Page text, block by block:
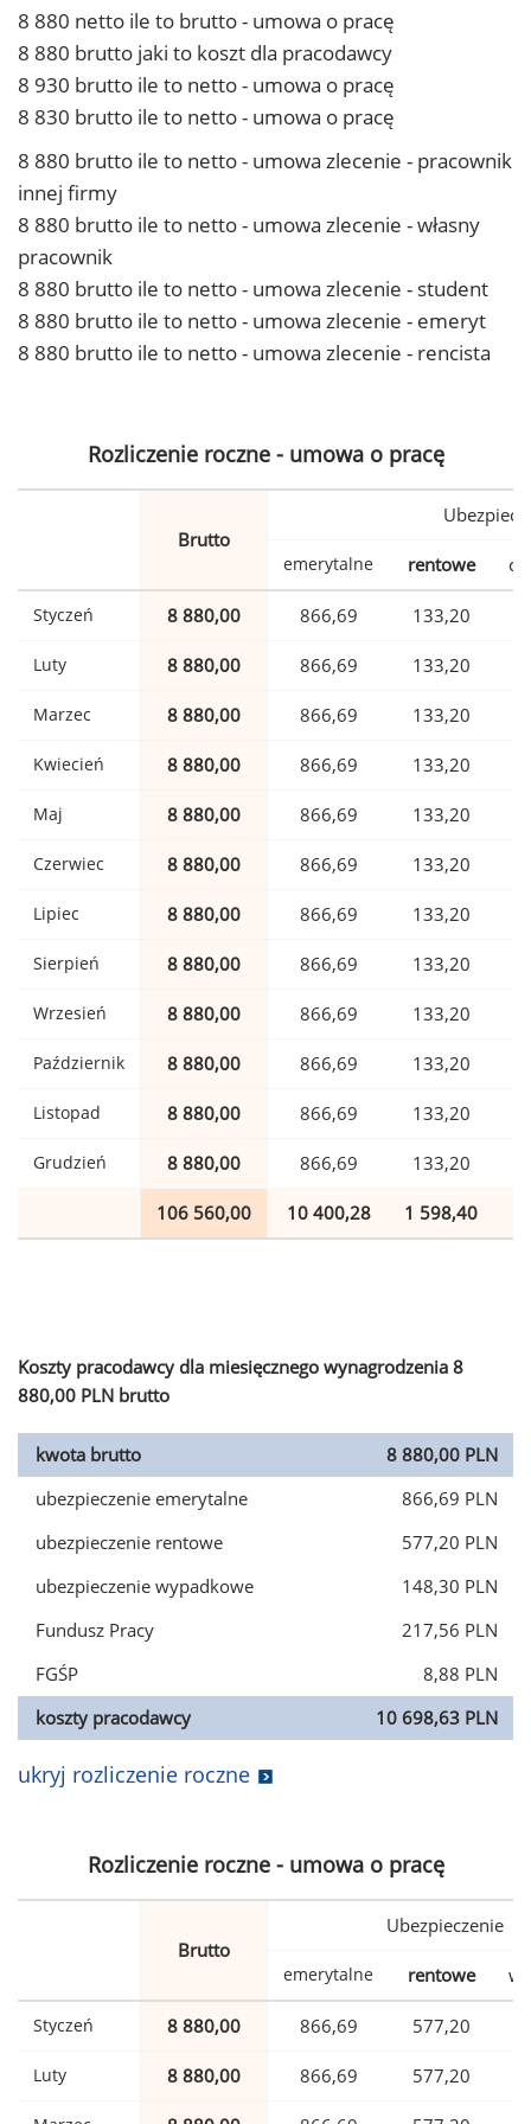
8 880 netto ile to brutto - umowa o pracę
8 880 brutto jaki to koszt dla pracodawcy
8 930 brutto ile to netto - umowa o pracę
8 830 brutto ile to netto - umowa o pracę
8 880 brutto ile to netto - umowa zlecenie - pracownik
innej firmy
8 880 brutto ile to netto - umowa zlecenie - własny
pracownik
8 880 brutto ile to netto - umowa zlecenie - student
8 880 brutto ile to netto - umowa zlecenie - emeryt
8 880 brutto ile to netto - umowa zlecenie - rencista
Rozliczenie roczne - umowa o pracę
Brutto
emerytalne rentowe
Styczeń 8 880,00 866,69 133,20
Luty 8 880,00 866,69 133,20
Marzec 8 880,00 866,69 133,20
Kwiecień 8 880,00 866,69 133,20
Maj 8 880,00 866,69 133,20
Czerwiec 8 880,00 866,69 133,20
Lipiec 8 880,00 866,69 133,20
Sierpień 8 880,00 866,69 133,20
Wrzesień 8 880,00 866,69 133,20
Październik 8 880,00 866,69 133,20
Listopad 8 880,00 866,69 133,20
Grudzień 8 880,00 866,69 133,20
106 560,00 10 400,28 1 598,40
Koszty pracodawcy dla miesięcznego wynagrodzenia 8
880,00 PLN brutto
kwota brutto
8 880,00 PLN
ubezpieczenie emerytalne
866,69 PLN
ubezpieczenie rentowe
577,20 PLN
ubezpieczenie wypadkowe
148,30 PLN
Fundusz Pracy
217,56 PLN
FGŚP
8,88 PLN
koszty pracodawcy
10 698,63 PLN
ukryj rozliczenie roczne
Rozliczenie roczne - umowa o pracę
Brutto
Ubezpieczenie
emerytalne rentowe
Styczeń 8 880,00 866,69 577,20
Luty 8 880,00 866,69 577,20